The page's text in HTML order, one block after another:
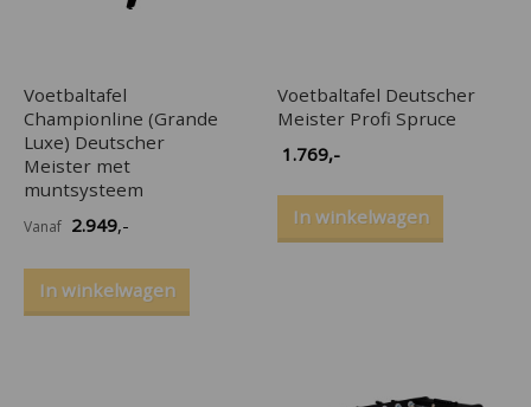
Voetbaltafel
Championline (Grande
Luxe) Deutscher
Meister met
muntsysteem
Vanaf 2.949,-
In winkelwagen
Voetbaltafel Deutscher
Meister Profi Spruce
1.769,-
In winkelwagen